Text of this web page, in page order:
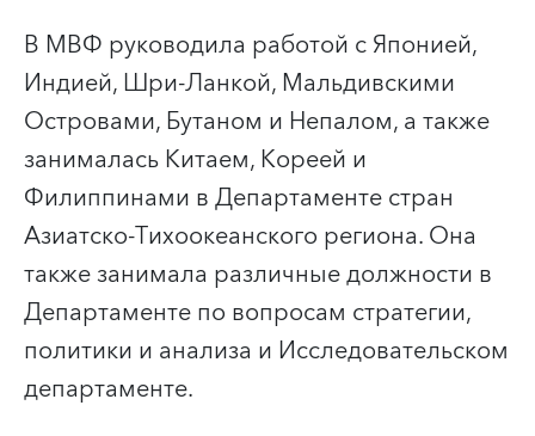
В МВФ руководила работой с Японией,
Индией, Шри-Ланкой, Мальдивскими
Островами, Бутаном и Непалом, а также
занималась Китаем, Кореей и
Филиппинами в Департаменте стран
Азиатско-Тихоокеанского региона. Она
также занимала различные должности в
Департаменте по вопросам стратегии,
политики и анализа и Исследовательском
департаменте.